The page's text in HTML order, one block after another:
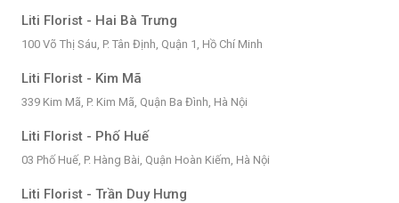
Liti Florist - Hai Bà Trưng
100 Võ Thị Sáu, P. Tân Định, Quận 1, Hồ Chí Minh
Liti Florist - Kim Mã
339 Kim Mã, P. Kim Mã, Quận Ba Đình, Hà Nội
Liti Florist - Phố Huế
03 Phố Huế, P. Hàng Bài, Quận Hoàn Kiếm, Hà Nội
Liti Florist - Trần Duy Hưng